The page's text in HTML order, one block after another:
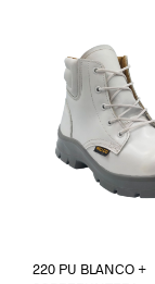
220 PU BLANCO +